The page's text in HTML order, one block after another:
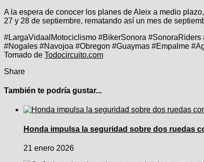
A la espera de conocer los planes de Aleix a medio
27 y 28 de septiembre, rematando así un mes de
#LargaVidaalMotociclismo #BikerSonora
#Nogales #Navojoa #Obregon #Guaymas #Empalme
Tomado de Todocircuito.com
Share
También te podría gustar...
Honda impulsa la seguridad sobre dos ruedas
21 enero 2026